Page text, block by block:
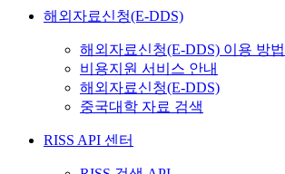
해외자료신청(E-DDS)
해외자료신청(E-DDS) 이용 방법
비용지원 서비스 안내
해외자료신청(E-DDS)
중국대학 자료 검색
RISS API 센터